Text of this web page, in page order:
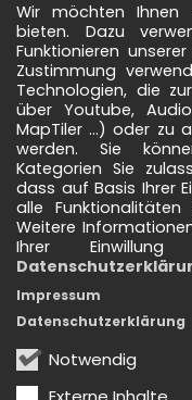
Wir möchten Ihnen
bieten. Dazu
Funktionieren
Zustimmung
Technologien, die
über Youtube,
MapTiler ...) oder zu
werden. Sie
Kategorien Sie
dass auf Basis Ihrer
alle
Weitere
Ihrer
Notwendig
Impressum
Datenschutzerklärung